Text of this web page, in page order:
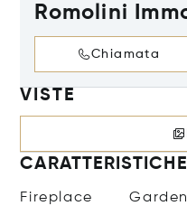
Romolini
Chiamata
VISTE
CARATTERISTICHE
Fireplace Garden